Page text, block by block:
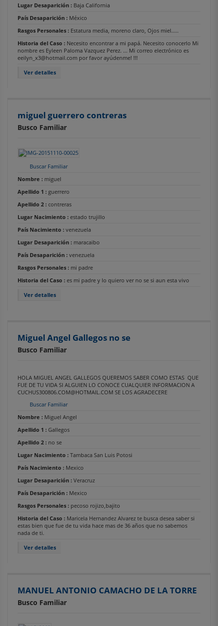
Lugar Desaparición : Baja California
País Desaparición : México
Rasgos Personales : Estatura media, moreno claro, Ojos miel.....
Historia del Caso : Necesito encontrar a mi papá. Necesito conocerlo Mi
nombre es Eyleen Paloma Vazquez Perez. ... Mi correo electrónico es
eeilyn_x3@hotmail.com por favor ayúdenme! !!!
Ver detalles
miguel guerrero contreras
Busco Familiar
Buscar Familiar
Nombre : miguel
Apellido 1 : guerrero
Apellido 2 : contreras
Lugar Nacimiento : estado trujillo
País Nacimiento : venezuela
Lugar Desaparición : maracaibo
País Desaparición : venezuela
Rasgos Personales : mi padre
Historia del Caso : es mi padre y lo quiero ver no se si aun esta vivo
Ver detalles
Miguel Angel Gallegos no se
Busco Familiar
HOLA MIGUEL ANGEL GALLEGOS QUEREMOS SABER COMO ESTAS QUE
FUE DE TU VIDA SI ALGUIEN LO CONOCE CUALQUIER INFORMACION A
CUCHUS300806.COM@HOTMAIL.COM SE LOS AGRADECERE
Buscar Familiar
Nombre : Miguel Angel
Apellido 1 : Gallegos
Apellido 2 : no se
Lugar Nacimiento : Tambaca San Luis Potosi
País Nacimiento : Mexico
Lugar Desaparición : Veracruz
País Desaparición : Mexico
Rasgos Personales : pecoso rojizo,bajito
Historia del Caso : Maricela Hernandez Alvarez te busca desea saber si
estas bien que fue de tu vida hace mas de 36 años que no sabemos
nada de ti.
Ver detalles
MANUEL ANTONIO CAMACHO DE LA TORRE
Busco Familiar